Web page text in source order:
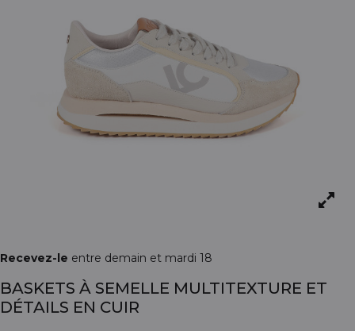
Recevez-le entre demain et mardi 18
BASKETS À SEMELLE MULTITEXTURE ET
DÉTAILS EN CUIR